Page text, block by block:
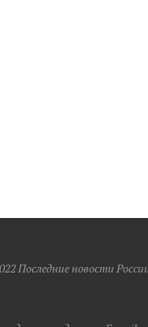
Последние новости